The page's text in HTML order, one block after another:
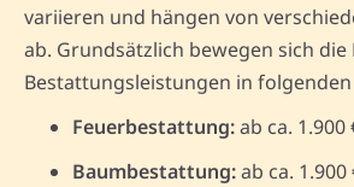
variieren und hängen von
ab. Grundsätzlich bewegen sich
Bestattungsleistungen in folgenden
Feuerbestattung:ab ca. 1.900
Baumbestattung:ab ca. 1.900